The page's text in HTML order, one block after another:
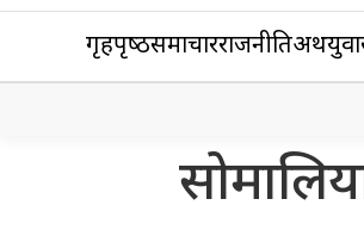
गृहपृष्‍ठसमाचारराजनीतिअर्थयुवा